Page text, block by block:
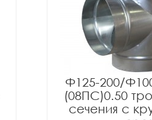
Ф125-200/
(08ПС)0.50
сечения с